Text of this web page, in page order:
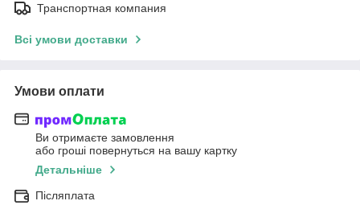
Транспортная компания
Всі умови доставки
Умови оплати
Ви отримаєте замовлення
або гроші повернуться на вашу картку
Детальніше
Післяплата